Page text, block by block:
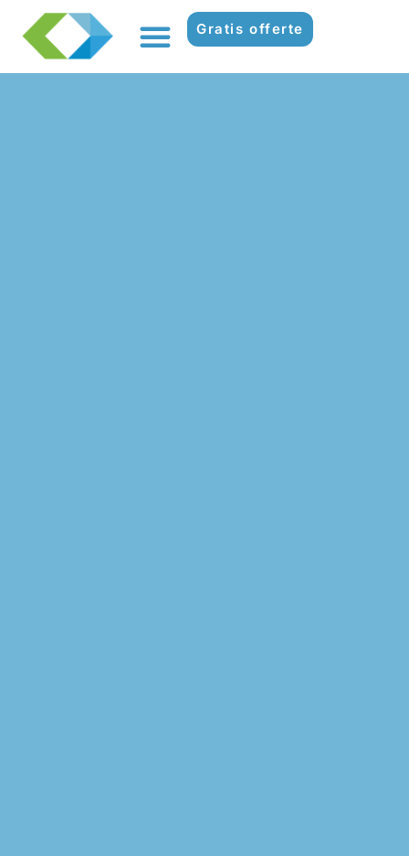
Gratis offerte